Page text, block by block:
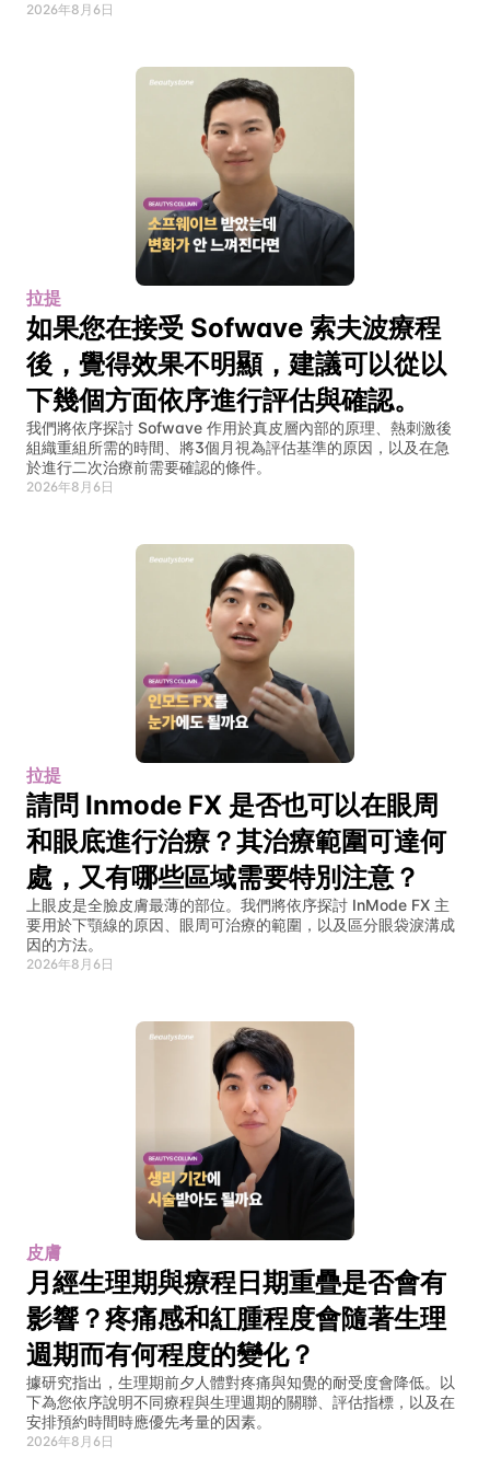
2026年8月6日
拉提
如果您在接受 Sofwave 索夫波療程
後，覺得效果不明顯，建議可以從以
下幾個方面依序進行評估與確認。
我們將依序探討 Sofwave 作用於真皮層內部的原理、熱刺激後
組織重組所需的時間、將3個月視為評估基準的原因，以及在急
於進行二次治療前需要確認的條件。
2026年8月6日
拉提
請問 Inmode FX 是否也可以在眼周
和眼底進行治療？其治療範圍可達何
處，又有哪些區域需要特別注意？
上眼皮是全臉皮膚最薄的部位。我們將依序探討 InMode FX 主
要用於下顎線的原因、眼周可治療的範圍，以及區分眼袋淚溝成
因的方法。
2026年8月6日
皮膚
月經生理期與療程日期重疊是否會有
影響？疼痛感和紅腫程度會隨著生理
週期而有何程度的變化？
據研究指出，生理期前夕人體對疼痛與知覺的耐受度會降低。以
下為您依序說明不同療程與生理週期的關聯、評估指標，以及在
安排預約時間時應優先考量的因素。
2026年8月6日